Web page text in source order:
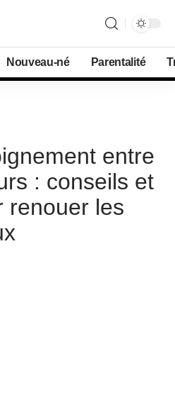
Nouveau-né Parentalité
entre
: conseils et
renouer les